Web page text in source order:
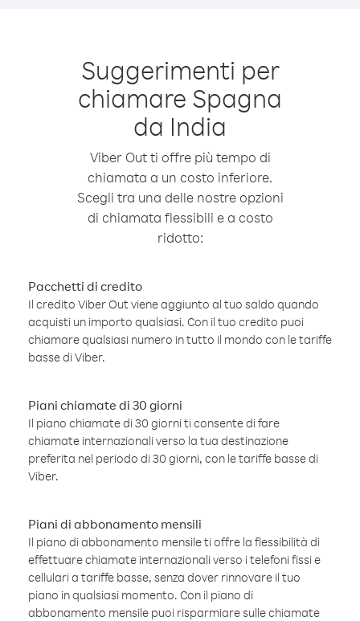
Suggerimenti per
chiamare Spagna
da India
Viber Out ti offre più tempo di
chiamata a un costo inferiore.
Scegli tra una delle nostre opzioni
di chiamata flessibili e a costo
ridotto:
Pacchetti di credito
Il credito Viber Out viene aggiunto al tuo saldo quando
acquisti un importo qualsiasi. Con il tuo credito puoi
chiamare qualsiasi numero in tutto il mondo con le tariffe
basse di Viber.
Piani chiamate di 30 giorni
Il piano chiamate di 30 giorni ti consente di fare
chiamate internazionali verso la tua destinazione
preferita nel periodo di 30 giorni, con le tariffe basse di
Viber.
Piani di abbonamento mensili
Il piano di abbonamento mensile ti offre la flessibilità di
effettuare chiamate internazionali verso i telefoni fissi e
cellulari a tariffe basse, senza dover rinnovare il tuo
piano in qualsiasi momento. Con il piano di
abbonamento mensile puoi risparmiare sulle chiamate